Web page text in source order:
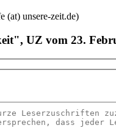
(at) unsere-zeit.de)
UZ vom 23.